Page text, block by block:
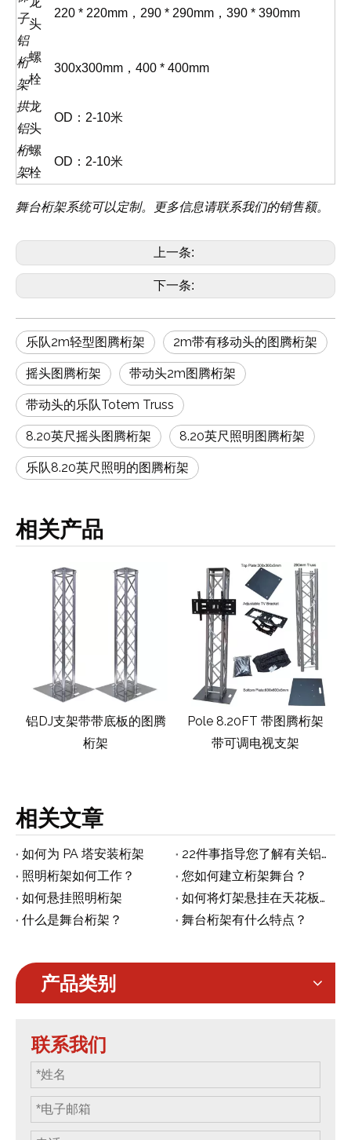
子
铝
桁
架
头
220 * 220mm，290 * 290mm，390 * 390mm
螺
栓
300x300mm，400 * 400mm
拱
铝
桁
架
龙
头
OD：2-10米
螺
栓
OD：2-10米
舞台桁架系统可以定制。更多信息请联系我们的销售额。
上一条:
下一条:
乐队2m轻型图腾桁架 2m带有移动头的图腾桁架
摇头图腾桁架 带动头2m图腾桁架
带动头的乐队Totem Truss
8.20英尺摇头图腾桁架 8.20英尺照明图腾桁架
乐队8.20英尺照明的图腾桁架
相关产品
铝DJ支架带带底板的图腾
桁架
Pole 8.20FT 带图腾桁架
带可调电视支架
相关文章
如何为 PA 塔安装桁架
22件事指导您了解有关铝事件舞台照明桁架的知识
照明桁架如何工作？
您如何建立桁架舞台？
如何悬挂照明桁架
如何将灯架悬挂在天花板上
什么是舞台桁架？
舞台桁架有什么特点？
产品类别
联系我们